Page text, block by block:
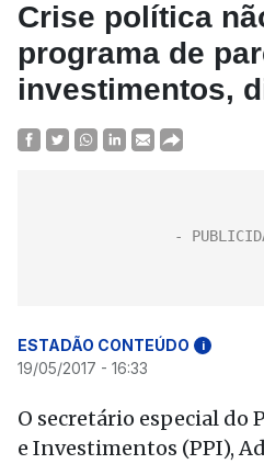
Crise política
programa de
investimentos,
ESTADÃO CONTEÚDO i
19/05/2017 - 16:33
O secretário especial do
e Investimentos (PPI),